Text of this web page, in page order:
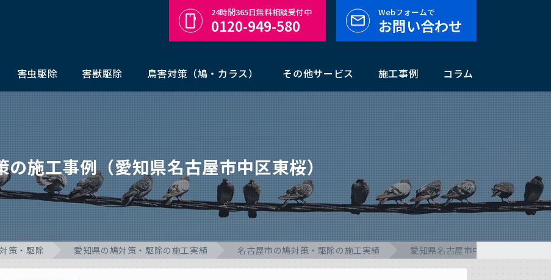
害虫駆除 害獣駆除 鳥害対策（鳩・カラス） その他サービス 施工事例 コラム
24時間365日無料相談受付中
0120-949-580
Webフォームで
お問い合わせ
の施工事例（愛知県名古屋市中区東桜）
策・駆除 愛知県の鳩対策・駆除の施工実績 名古屋市の鳩対策・駆除の施工実績 愛知県名古屋市中区の鳩対策・駆